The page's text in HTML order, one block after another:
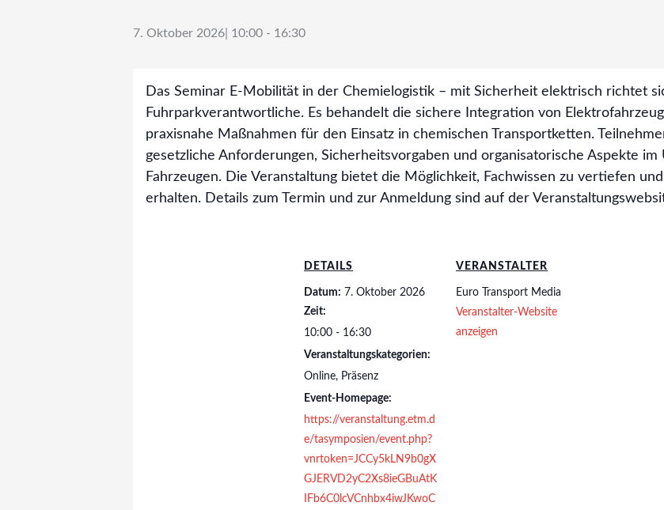
7. Oktober 2026| 10:00 - 16:30
Das Seminar E-Mobilität in der Chemielogistik – mit Sicherheit elektrisch richtet
Fuhrparkverantwortliche. Es behandelt die sichere Integration von
praxisnahe Maßnahmen für den Einsatz in chemischen Transportketten.
gesetzliche Anforderungen, Sicherheitsvorgaben und organisatorische Aspekte
Fahrzeugen. Die Veranstaltung bietet die Möglichkeit, Fachwissen zu vertiefen
erhalten. Details zum Termin und zur Anmeldung sind auf der
DETAILS
Datum: 7. Oktober 2026
Zeit:
10:00 - 16:30
Veranstaltungskategorien:
Online, Präsenz
Event-Homepage:
https://veranstaltung.etm.d
e/tasymposien/event.php?
vnrtoken=JCCy5kLN9b0gX
GJERVD2yC2Xs8ieGBuAtK
IFb6C0lcVCnhbx4iwJKwoC
VERANSTALTER
Euro Transport Media
Veranstalter-Website
anzeigen